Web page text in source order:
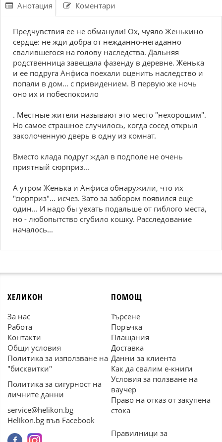
Анотация Коментари
Предчувствия ее не обманули! Ох, чуяло Женькино
сердце: не жди добра от нежданно-негаданно
свалившегося на голову наследства. Дальняя
родственница завещала фазенду в деревне. Женька
и ее подруга Анфиса поехали оценить наследство и
попали в дом... с привидением. В первую же ночь
оно их и побеспокоило
. Местные жители называют это место "нехорошим".
Но самое страшное случилось, когда сосед открыл
заколоченную дверь в одну из комнат.
Вместо клада подруг ждал в подполе не очень
приятный сюрприз...
А утром Женька и Анфиса обнаружили, что их
"сюрприз"... исчез. Зато за забором появился еще
один... И надо бы уехать подальше от гиблого места,
но - любопытство сгубило кошку. Расследование
началось...
ХЕЛИКОН
За нас
Работа
Контакти
Общи условия
Политика за използване на
"бисквитки"
Политика за сигурност на
личните данни
service@helikon.bg
Helikon.bg във Facebook
ПОМОЩ
Търсене
Поръчка
Плащания
Доставка
Данни за клиента
Как да свалим е-книги
Условия за ползване на
ваучер
Право на отказ от закупена
стока
Правилници за